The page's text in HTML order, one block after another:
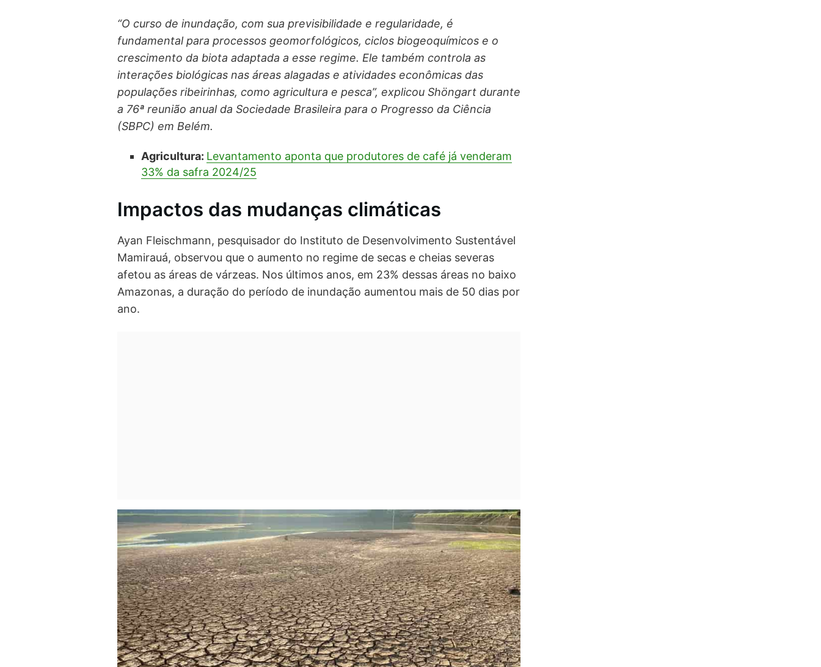
“O curso de inundação, com sua previsibilidade e regularidade, é
fundamental para processos geomorfológicos, ciclos biogeoquímicos e o
crescimento da biota adaptada a esse regime. Ele também controla as
interações biológicas nas áreas alagadas e atividades econômicas das
populações ribeirinhas, como agricultura e pesca”, explicou Shöngart durante
a 76ª reunião anual da Sociedade Brasileira para o Progresso da Ciência
(SBPC) em Belém.
Agricultura: Levantamento aponta que produtores de café já venderam
33% da safra 2024/25
Impactos das mudanças climáticas
Ayan Fleischmann, pesquisador do Instituto de Desenvolvimento Sustentável
Mamirauá, observou que o aumento no regime de secas e cheias severas
afetou as áreas de várzeas. Nos últimos anos, em 23% dessas áreas no baixo
Amazonas, a duração do período de inundação aumentou mais de 50 dias por
ano.